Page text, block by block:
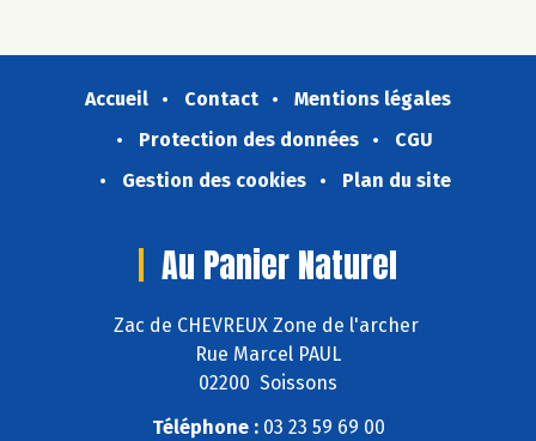
Accueil Contact
Mentions légales
Protection des données
CGU
Gestion des cookies
Plan du site
Au Panier Naturel
Zac de CHEVREUX Zone de l'archer
Rue Marcel PAUL
02200 Soissons
Téléphone :03 23 59 69 00